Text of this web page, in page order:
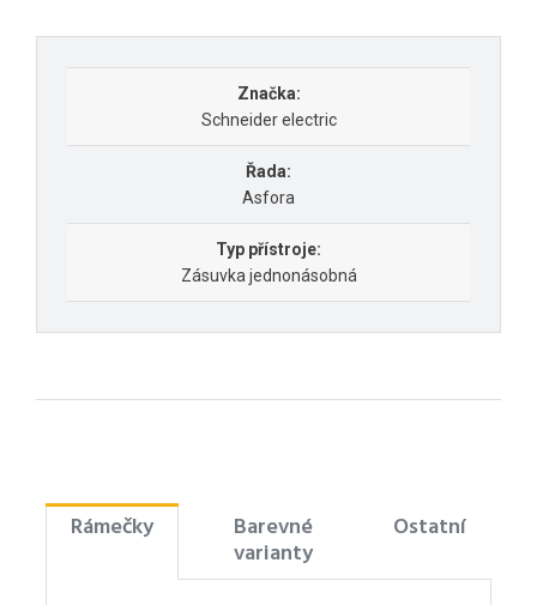
Značka:
Schneider electric
Řada:
Asfora
Typ přístroje:
Zásuvka jednonásobná
Rámečky Barevné
varianty
Ostatní